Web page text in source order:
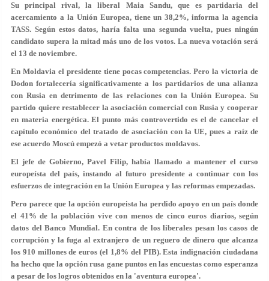
Su principal rival, la liberal Maia Sandu, que es partidaria del
acercamiento a la Unión Europea, tiene un 38,2%, informa la agencia
TASS. Según estos datos,haría falta una segunda vuelta, pues ningún
candidato supera la mitad más uno de los votos. La nueva votación será
el 13 de noviembre.
En Moldavia el presidente tiene pocas competencias. Pero la victoria de
Dodon fortalecería significativamente a los partidarios de una alianza
con Rusiaen detrimento de las relaciones con la Unión Europea. Su
partido quiere restablecer la asociación comercial con Rusia y cooperar
en materia energética. El punto más controvertido es el de cancelar el
capítulo económico del tratado de asociación con la UE, pues a raíz de
ese acuerdo Moscú empezó a vetar productos moldavos.
El jefe de Gobierno, Pavel Filip, había llamado a mantener el curso
europeísta del país, instando al futuro presidente a continuar con los
esfuerzos de integración en la Unión Europea y las reformas empezadas.
Pero parece que la opción europeista ha perdido apoyo en un país donde
el 41% de la población vive con menos de cinco euros diarios, según
datos del Banco Mundial. En contra de los liberales pesan los casos de
corrupción y la fuga al extranjero de un reguero de dinero que alcanza
los 910 millones de euros (el 1,8% del PIB). Esta indignación ciudadana
ha hecho que la opción rusa gane puntos en las encuestas como esperanza
a pesar de los logros obtenidos en la 'aventura europea'.